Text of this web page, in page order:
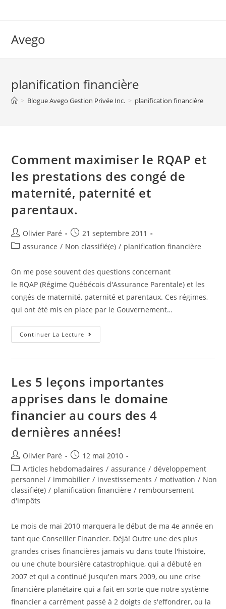
Avego
planification financière
> Blogue Avego Gestion Privée Inc. > planification financière
Comment maximiser le RQAP et
les prestations des congé de
maternité, paternité et
parentaux.
Auteur/autrice
de
Olivier Paré
Post
published:
21 septembre 2011
Postassurance / Non classifié(e) / planification financière
On me pose souvent des questions concernant
le RQAP (Régime Québécois d'Assurance Parentale) et les
congés de maternité, paternité et parentaux. Ces régimes,
qui ont été mis en place par le Gouvernement…
Continuer La Lecture Comment
Maximiser
Prestations
Des
Congé
De
Maternité,
Paternité
Et
Parentaux.
Les 5 leçons importantes
apprises dans le domaine
financier au cours des 4
dernières années!
Auteur/autrice
de
la
publication :
Olivier Paré
Post
published:
12 mai 2010
Post
category:
Articles hebdomadaires / assurance / développement
personnel / immobilier / investissements / motivation / Non
classifié(e) / planification financière / remboursement
d'impôts
Le mois de mai 2010 marquera le début de ma 4e année en
tant que Conseiller Financier. Déjà! Outre une des plus
grandes crises financières jamais vu dans toute l'histoire,
ou une chute boursière catastrophique, qui a débuté en
2007 et qui a continué jusqu'en mars 2009, ou une crise
financière planétaire qui a fait en sorte que notre système
financier a carrément passé à 2 doigts de s'effondrer, ou la